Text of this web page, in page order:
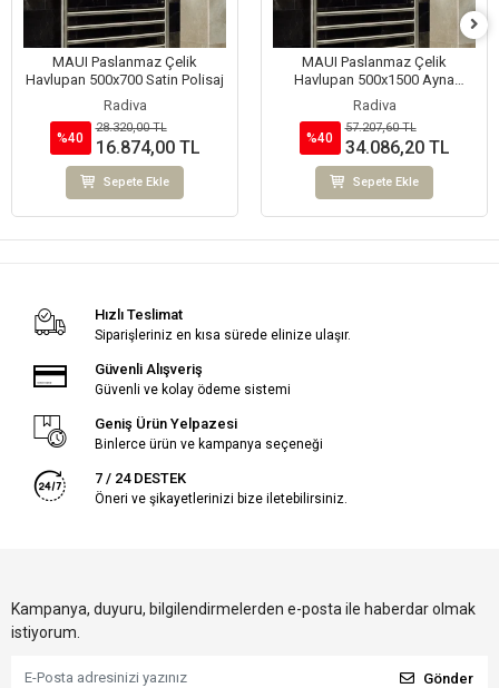
MAUI Paslanmaz Çelik
Havlupan 500x700 Satin Polisaj
Radiva
%40
28.320,00 TL
16.874,00 TL
Sepete Ekle
MAUI Paslanmaz Çelik
Havlupan 500x1500 Ayna
Polisaj
Radiva
%40
57.207,60 TL
34.086,20 TL
Sepete Ekle
Hızlı Teslimat
Siparişleriniz en kısa sürede elinize ulaşır.
Güvenli Alışveriş
Güvenli ve kolay ödeme sistemi
Geniş Ürün Yelpazesi
Binlerce ürün ve kampanya seçeneği
7 / 24 DESTEK
Öneri ve şikayetlerinizi bize iletebilirsiniz.
Kampanya, duyuru, bilgilendirmelerden e-posta ile haberdar olmak
istiyorum.
Gönder